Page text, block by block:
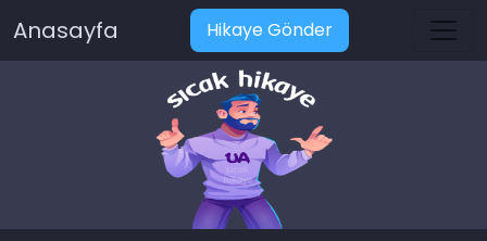
Anasayfa Hikaye Gönder